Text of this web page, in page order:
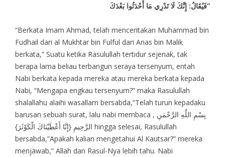
فَيُقَالُ: إِنَّكَ لَا تَدْرِي مَا أَحْدَثُوا بَعْدَكَ”
“Berkata Imam Ahmad, telah menceritakan Muhammad bin
Fudhail dari al Mukhtar bin Fulful dari Anas bin Malik
berkata,” Suatu ketika Rasulullah tertidur sejenak, tak
berapa lama beliau terbangun seraya tersenyum, entah
Nabi berkata kepada mereka atau mereka berkata kepada
Nabi, “Mengapa engkau tersenyum?” maka Rasulullah
shalallahu alaihi wasallam bersabda,”Telah turun kepadaku
barusan sebuah surat, lalu nabi membaca , بِسْمِ اللَّهِ الرَّحْمَنِ
الرَّحِيمِ {إِنَّا أَعْطَيْنَاكَ الْكَوْثَرَ} hingga selesai, Rasulullah
bersabda,”Apakah kalian mengetahui Al Kautsar?” mereka
menjawab,” Allah dan Rasul-Nya lebih tahu. Nabi